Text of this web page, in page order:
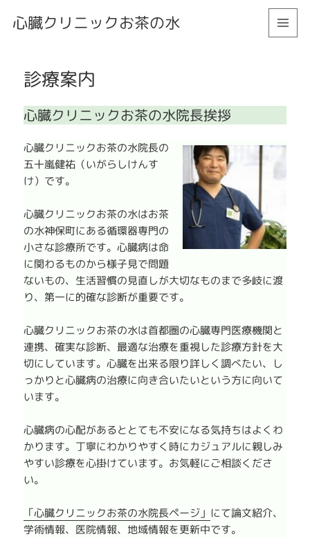
心臓クリニックお茶の水
診療案内
心臓クリニックお茶の水院長挨拶
心臓クリニックお茶の水院長の
五十嵐健祐（いがらしけんす
け）です。
心臓クリニックお茶の水はお茶
の水神保町にある循環器専門の
小さな診療所です。心臓病は命
に関わるものから様子見で問題
ないもの、生活習慣の見直しが大切なものまで多岐に渡
り、第一に的確な診断が重要です。
心臓クリニックお茶の水は首都圏の心臓専門医療機関と
連携、確実な診断、最適な治療を重視した診療方針を大
切にしています。心臓を出来る限り詳しく調べたい、し
っかりと心臓病の治療に向き合いたいという方に向いて
います。
心臓病の心配があるととても不安になる気持ちはよくわ
かります。丁寧にわかりやすく時にカジュアルに親しみ
やすい診療を心掛けています。お気軽にご相談くださ
い。
「心臓クリニックお茶の水院長ページ」 にて論文紹介、
学術情報、医院情報、地域情報を更新中です。